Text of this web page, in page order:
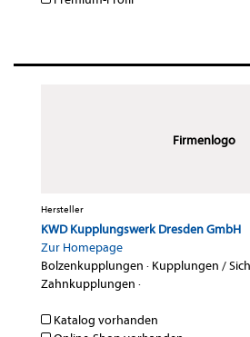
Firmenlogo
Hersteller
KWD Kupplungswerk Dresden GmbH
Zur Homepage
Bolzenkupplungen · Kupplungen /
Zahnkupplungen ·
Katalog vorhanden